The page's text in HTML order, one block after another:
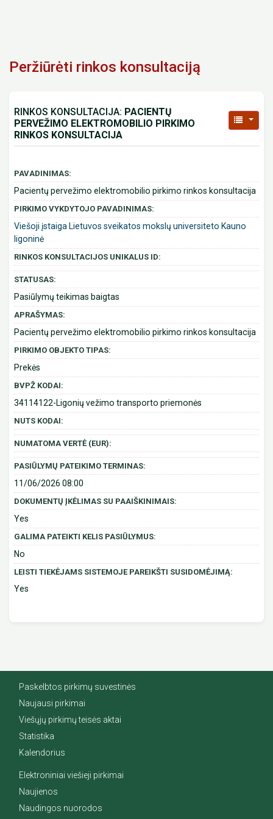
Peržiūrėti rinkos konsultaciją
RINKOS KONSULTACIJA: PACIENTŲ
PERVEŽIMO ELEKTROMOBILIO PIRKIMO
RINKOS KONSULTACIJA
PAVADINIMAS:
Pacientų pervežimo elektromobilio pirkimo rinkos konsultacija
PIRKIMO VYKDYTOJO PAVADINIMAS:
Viešoji įstaiga Lietuvos sveikatos mokslų universiteto Kauno
ligoninė
RINKOS KONSULTACIJOS UNIKALUS ID:
STATUSAS:
Pasiūlymų teikimas baigtas
APRAŠYMAS:
Pacientų pervežimo elektromobilio pirkimo rinkos konsultacija
PIRKIMO OBJEKTO TIPAS:
Prekės
BVPŽ KODAI:
34114122-Ligonių vežimo transporto priemonės
NUTS KODAI:
NUMATOMA VERTĖ (EUR):
PASIŪLYMŲ PATEIKIMO TERMINAS:
11/06/2026 08:00
DOKUMENTŲ ĮKĖLIMAS SU PAAIŠKINIMAIS:
Yes
GALIMA PATEIKTI KELIS PASIŪLYMUS:
No
LEISTI TIEKĖJAMS SISTEMOJE PAREIKŠTI SUSIDOMĖJIMĄ:
Yes
Paskelbtos pirkimų suvestinės
Naujausi pirkimai
Viešųjų pirkimų teisės aktai
Statistika
Kalendorius
Elektroniniai viešieji pirkimai
Naujienos
Naudingos nuorodos